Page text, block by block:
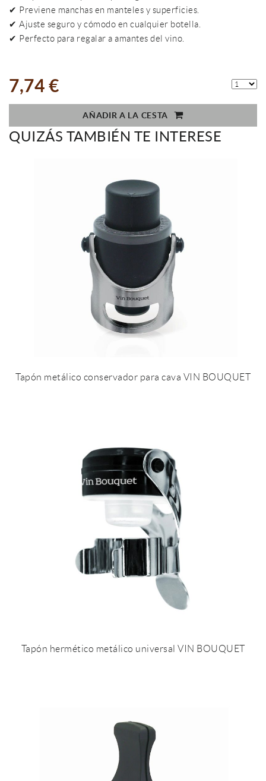
✔ Previene manchas en manteles y superficies.
✔ Ajuste seguro y cómodo en cualquier botella.
✔ Perfecto para regalar a amantes del vino.
7,74 €
AÑADIR A LA CESTA
QUIZÁS TAMBIÉN TE INTERESE
Tapón metálico conservador para cava VIN BOUQUET
Tapón hermético metálico universal VIN BOUQUET